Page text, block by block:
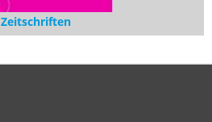
Zeitschriften